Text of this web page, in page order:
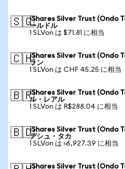
🇸🇬iShares Silver Trust (Ondo
ールドル
1 SLVon は $71.81 に相当
🇨🇭iShares Silver Trust (Ondo
ラン
1 SLVon は CHF 45.25 に相当
🇧🇷iShares Silver Trust (Ondo
ル・レアル
1 SLVon は R$288.04 に相当
🇧🇩iShares Silver Trust (Ondo
デシュ・タカ
1 SLVon は ৳6,927.39 に相当
iShares Silver Trust (Ondo